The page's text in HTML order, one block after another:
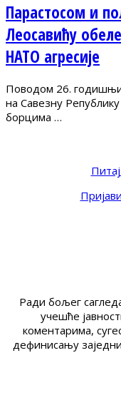
Парастосом и
Леосавићу
НАТО агресије
Поводом 26.
на Савезну
борцима …
Ради бољег
учешће
коментарима,
дефинисању